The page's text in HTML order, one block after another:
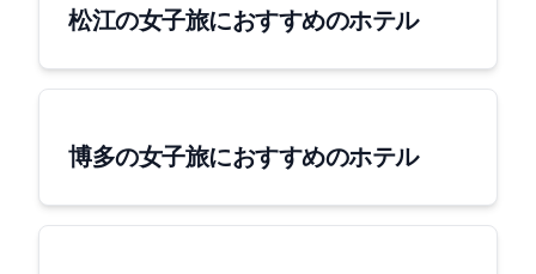
松江の女子旅におすすめのホテル
博多の女子旅におすすめのホテル